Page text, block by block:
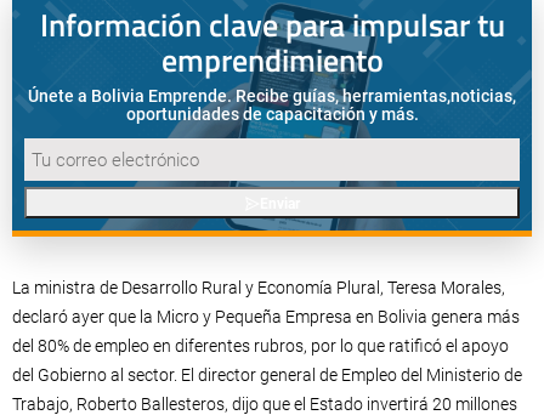
Información clave para impulsar tu
emprendimiento
Únete a Bolivia Emprende. Recibe guías, herramientas,noticias,
oportunidades de capacitación y más.
La ministra de Desarrollo Rural y Economía Plural, Teresa Morales,
declaró ayer que la Micro y Pequeña Empresa en Bolivia genera más
del 80% de empleo en diferentes rubros, por lo que ratificó el apoyo
del Gobierno al sector. El director general de Empleo del Ministerio de
Trabajo, Roberto Ballesteros, dijo que el Estado invertirá 20 millones